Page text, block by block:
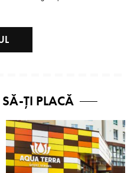
ȚI PLACĂ